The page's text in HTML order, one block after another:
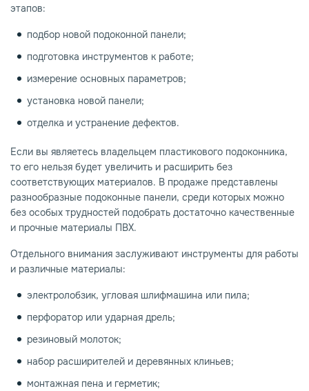
этапов:
подбор новой подоконной панели;
подготовка инструментов к работе;
измерение основных параметров;
установка новой панели;
отделка и устранение дефектов.
Если вы являетесь владельцем пластикового подоконника,
то его нельзя будет увеличить и расширить без
соответствующих материалов. В продаже представлены
разнообразные подоконные панели, среди которых можно
без особых трудностей подобрать достаточно качественные
и прочные материалы ПВХ.
Отдельного внимания заслуживают инструменты для работы
и различные материалы:
электролобзик, угловая шлифмашина или пила;
перфоратор или ударная дрель;
резиновый молоток;
набор расширителей и деревянных клиньев;
монтажная пена и герметик;